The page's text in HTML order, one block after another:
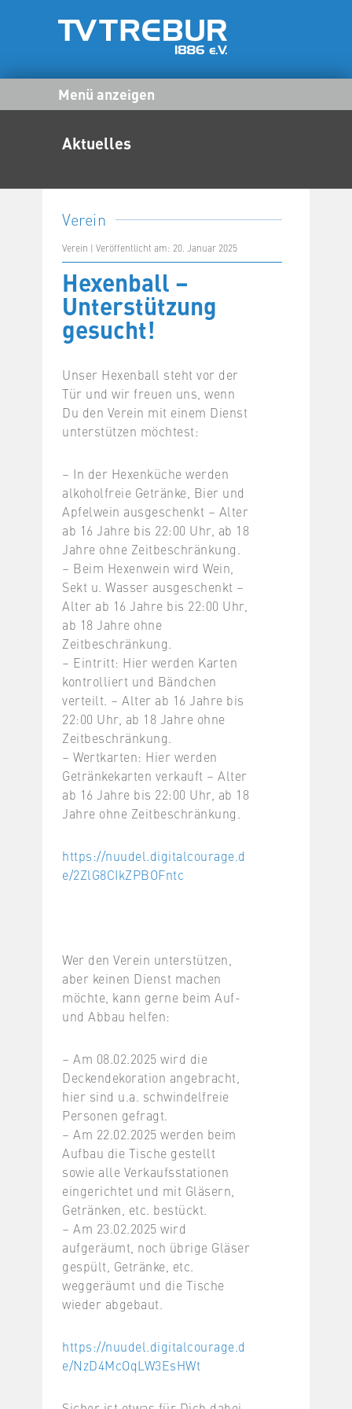
Menü anzeigen
Aktuelles
Verein
Verein | Veröffentlicht am: 20. Januar 2025
Hexenball –
Unterstützung
gesucht!
Unser Hexenball steht vor der
Tür und wir freuen uns, wenn
Du den Verein mit einem Dienst
unterstützen möchtest:
– In der Hexenküche werden
alkoholfreie Getränke, Bier und
Apfelwein ausgeschenkt – Alter
ab 16 Jahre bis 22:00 Uhr, ab 18
Jahre ohne Zeitbeschränkung.
– Beim Hexenwein wird Wein,
Sekt u. Wasser ausgeschenkt –
Alter ab 16 Jahre bis 22:00 Uhr,
ab 18 Jahre ohne
Zeitbeschränkung.
– Eintritt: Hier werden Karten
kontrolliert und Bändchen
verteilt. – Alter ab 16 Jahre bis
22:00 Uhr, ab 18 Jahre ohne
Zeitbeschränkung.
– Wertkarten: Hier werden
Getränkekarten verkauft – Alter
ab 16 Jahre bis 22:00 Uhr, ab 18
Jahre ohne Zeitbeschränkung.
https://nuudel.digitalcourage.d
e/2ZlG8CIkZPBOFntc
Wer den Verein unterstützen,
aber keinen Dienst machen
möchte, kann gerne beim Auf-
und Abbau helfen:
– Am 08.02.2025 wird die
Deckendekoration angebracht,
hier sind u.a. schwindelfreie
Personen gefragt.
– Am 22.02.2025 werden beim
Aufbau die Tische gestellt
sowie alle Verkaufsstationen
eingerichtet und mit Gläsern,
Getränken, etc. bestückt.
– Am 23.02.2025 wird
aufgeräumt, noch übrige Gläser
gespült, Getränke, etc.
weggeräumt und die Tische
wieder abgebaut.
https://nuudel.digitalcourage.d
e/NzD4McOqLW3EsHWt